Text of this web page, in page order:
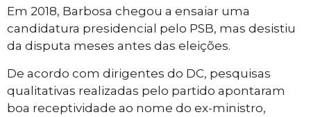
Em 2018, Barbosa chegou a ensaiar uma
candidatura presidencial pelo PSB, mas desistiu
da disputa meses antes das eleições.
De acordo com dirigentes do DC, pesquisas
qualitativas realizadas pelo partido apontaram
boa receptividade ao nome do ex-ministro,